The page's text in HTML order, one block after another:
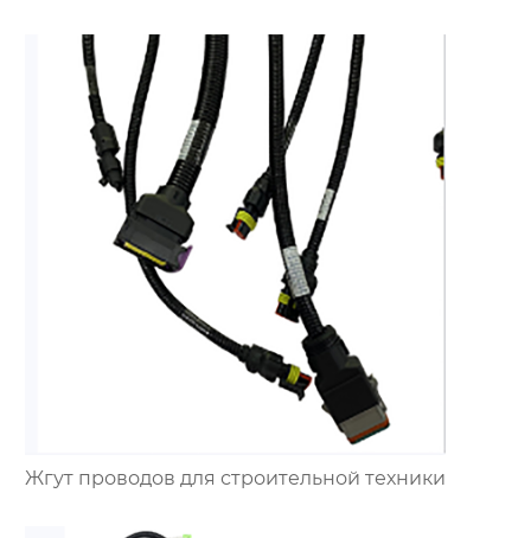
проводов для
управления широким
роликом для сеялок
Жгут проводов для строительной техники